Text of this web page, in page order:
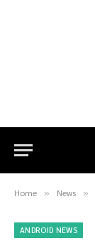
Home » News »
ANDROID NEWS